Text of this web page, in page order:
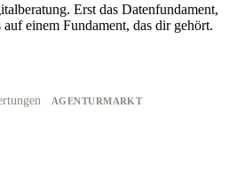
Erst das Datenfundament,
einem Fundament, das dir gehört.
AGENTURMARKT